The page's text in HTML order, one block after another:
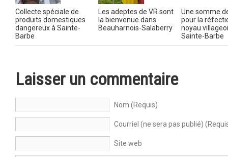
Collecte spéciale de
produits domestiques
dangereux à Sainte-
Barbe
Les adeptes de VR sont
la bienvenue dans
Beauharnois-Salaberry
Une somme
pour la
noyau
Sainte-Barbe
Laisser un commentaire
Nom (Requis)
Courriel (ne sera pas publié)
Site web